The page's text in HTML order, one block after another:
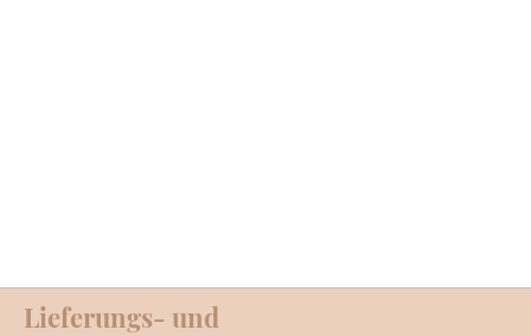
Lieferungs- und